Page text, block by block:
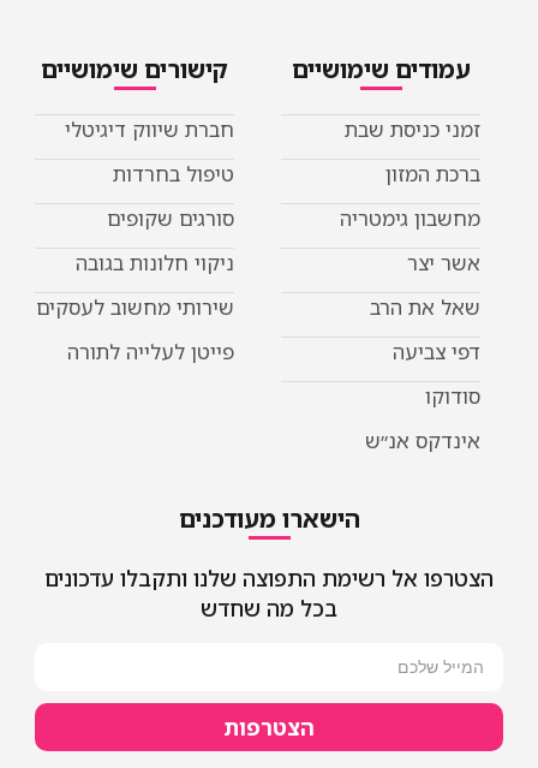
עמודים שימושיים
זמני כניסת שבת
ברכת המזון
מחשבון גימטריה
אשר יצר
שאל את הרב
דפי צביעה
סודוקו
אינדקס אנ״ש
קישורים שימושיים
חברת שיווק דיגיטלי
טיפול בחרדות
סורגים שקופים
ניקוי חלונות בגובה
שירותי מחשוב לעסקים
פייטן לעלייה לתורה
הישארו מעודכנים
הצטרפו אל רשימת התפוצה שלנו ותקבלו עדכונים
בכל מה שחדש
הצטרפות